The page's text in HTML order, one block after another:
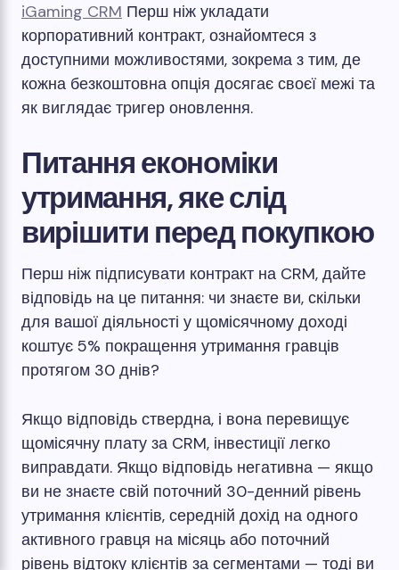
iGaming CRM Перш ніж укладати
корпоративний контракт, ознайомтеся з
доступними можливостями, зокрема з тим, де
кожна безкоштовна опція досягає своєї межі та
як виглядає тригер оновлення.
Питання економіки
утримання, яке слід
вирішити перед покупкою
Перш ніж підписувати контракт на CRM, дайте
відповідь на це питання: чи знаєте ви, скільки
для вашої діяльності у щомісячному доході
коштує 5% покращення утримання гравців
протягом 30 днів?
Якщо відповідь ствердна, і вона перевищує
щомісячну плату за CRM, інвестиції легко
виправдати. Якщо відповідь негативна — якщо
ви не знаєте свій поточний 30-денний рівень
утримання клієнтів, середній дохід на одного
активного гравця на місяць або поточний
рівень відтоку клієнтів за сегментами — тоді ви